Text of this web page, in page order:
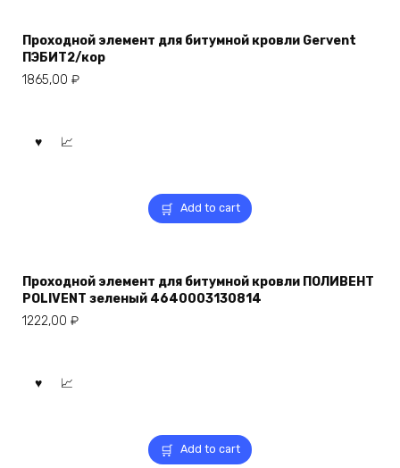
Проходной элемент для битумной кровли Gervent
ПЭБИТ2/кор
1865,00 ₽
Add to cart
Проходной элемент для битумной кровли ПОЛИВЕНТ
POLIVENT зеленый 4640003130814
1222,00 ₽
Add to cart